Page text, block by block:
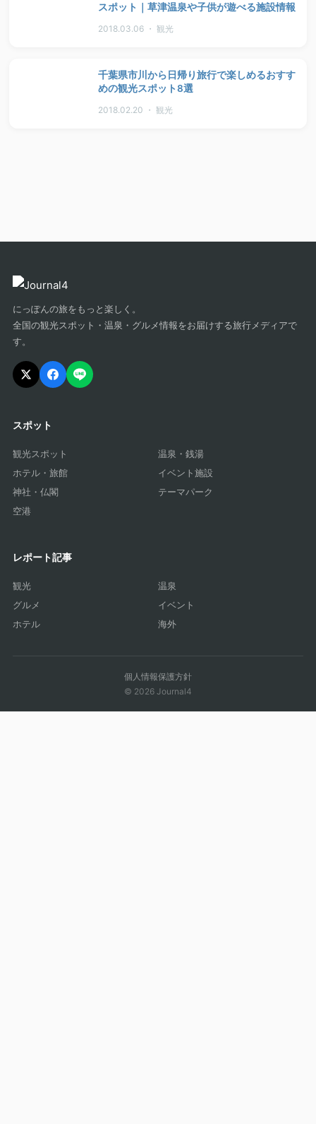
スポット｜草津温泉や子供が遊べる施設情報
2018.03.06 ・ 観光
千葉県市川から日帰り旅行で楽しめるおすす
めの観光スポット8選
2018.02.20 ・ 観光
にっぽんの旅をもっと楽しく。
全国の観光スポット・温泉・グルメ情報をお届けする旅行メディアで
す。
スポット
観光スポット
温泉・銭湯
ホテル・旅館
イベント施設
神社・仏閣
テーマパーク
空港
レポート記事
観光
温泉
グルメ
イベント
ホテル
海外
個人情報保護方針
© 2026 Journal4